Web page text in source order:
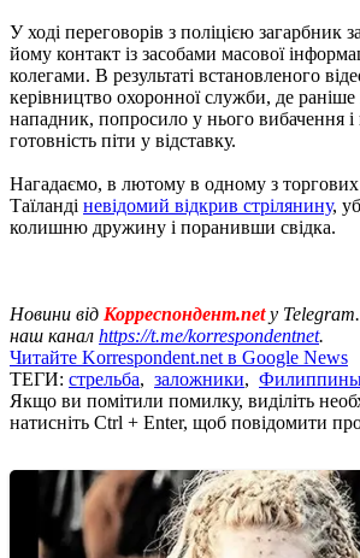
У ході переговорів з поліцією загарбник
йому контакт із засобами масової
колегами. В результаті встановленого
керівництво охоронної служби, де
нападник, попросило у нього вибачення
готовність піти у відставку.
Нагадаємо, в лютому в одному з торгових
Таїланді невідомий відкрив стрілянину,
колишню дружину і поранивши свідка.
Новини від Корреспондент.net у
наш канал https://t.me/korrespondentnet.
Читайте Korrespondent.net в Google News
ТЕГИ: стрельба, заложники,
Якщо ви помітили помилку, виділіть
натисніть Ctrl + Enter, щоб повідомити